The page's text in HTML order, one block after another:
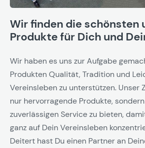
Wir finden die schönsten
Produkte für Dich und
Wir haben es uns zur Aufgabe
Produkten Qualität, Tradition und
Vereinsleben zu unterstützen. Unser
nur hervorragende Produkte,
zuverlässigen Service zu bieten,
ganz auf Dein Vereinsleben
Deitert hast Du einen Partner an